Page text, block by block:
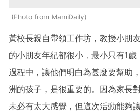
Photo from MamiDaily
黃校長親自帶領工作坊，教授小朋
的小朋友年紀都很小，最小只有1
過程中，讓他們明白為甚麼要幫助
洲的孩子，是很重要的。因為家長
未必有太大感覺，但這次活動能夠